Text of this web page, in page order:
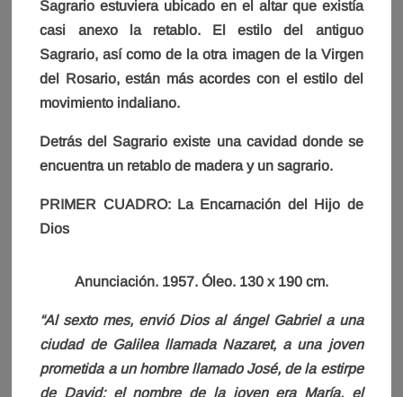
Sagrario estuviera ubicado en el altar que existía
casi anexo la retablo. El estilo del antiguo
Sagrario, así como de la otra imagen de la Virgen
del Rosario, están más acordes con el estilo del
movimiento indaliano.
Detrás del Sagrario existe una cavidad donde se
encuentra un retablo de madera y un sagrario.
PRIMER CUADRO: La Encarnación del Hijo de
Dios
Anunciación. 1957. Óleo. 130 x 190 cm.
“Al sexto mes, envió Dios al ángel Gabriel a una
ciudad de Galilea llamada Nazaret, a una joven
prometida a un hombre llamado José, de la estirpe
de David; el nombre de la joven era María, el